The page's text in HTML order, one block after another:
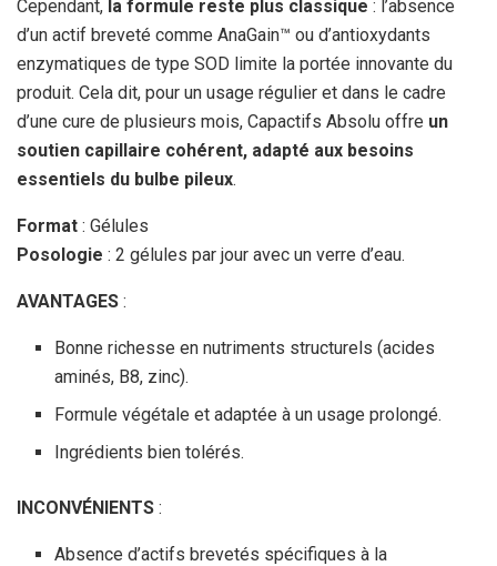
Cependant, la formule reste plus classique : l’absence
d’un actif breveté comme AnaGain™ ou d’antioxydants
enzymatiques de type SOD limite la portée innovante du
produit. Cela dit, pour un usage régulier et dans le cadre
d’une cure de plusieurs mois, Capactifs Absolu offre un
soutien capillaire cohérent, adapté aux besoins
essentiels du bulbe pileux.
Format : Gélules
Posologie : 2 gélules par jour avec un verre d’eau.
AVANTAGES :
Bonne richesse en nutriments structurels (acides
aminés, B8, zinc).
Formule végétale et adaptée à un usage prolongé.
Ingrédients bien tolérés.
INCONVÉNIENTS :
Absence d’actifs brevetés spécifiques à la